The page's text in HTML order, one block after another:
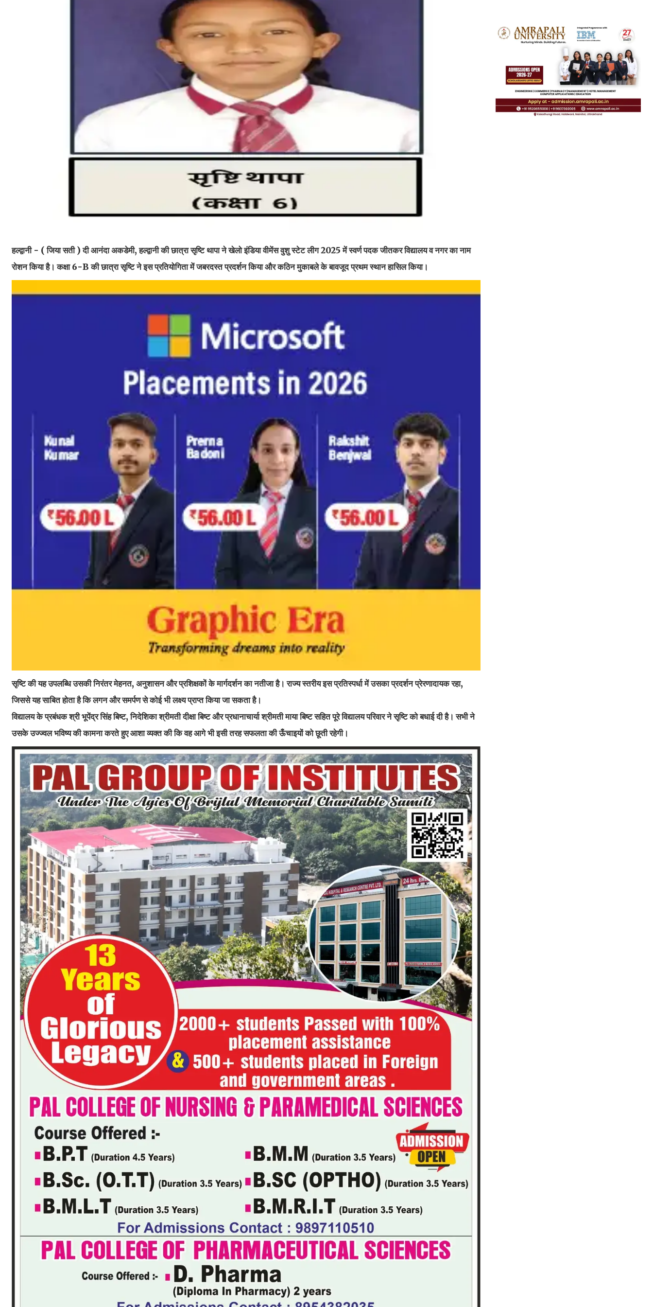
हल्द्वानी - ( जिया सती )दी आनंदा अकडेमी, हल्द्वानी की छात्रा सृष्टि थापा ने खेलो इंडिया वीमेंस वुशु स्टेट लीग 2025 में स्वर्ण पदक जीतकर विद्यालय व नगर का नाम
रोशन किया है। कक्षा 6-B की छात्रा सृष्टि ने इस प्रतियोगिता में जबरदस्त प्रदर्शन किया और कठिन मुकाबले के बावजूद प्रथम स्थान हासिल किया।
सृष्टि की यह उपलब्धि उसकी निरंतर मेहनत, अनुशासन और प्रशिक्षकों के मार्गदर्शन का नतीजा है। राज्य स्तरीय इस प्रतिस्पर्धा में उसका प्रदर्शन प्रेरणादायक रहा,
जिससे यह साबित होता है कि लगन और समर्पण से कोई भी लक्ष्य प्राप्त किया जा सकता है।
विद्यालय के प्रबंधक श्री भूपेंद्र सिंह बिष्ट, निदेशिका श्रीमती दीक्षा बिष्ट और प्रधानाचार्या श्रीमती माया बिष्ट सहित पूरे विद्यालय परिवार ने सृष्टि को बधाई दी है। सभी ने
उसके उज्ज्वल भविष्य की कामना करते हुए आशा व्यक्त की कि वह आगे भी इसी तरह सफलता की ऊँचाइयों को छूती रहेगी।